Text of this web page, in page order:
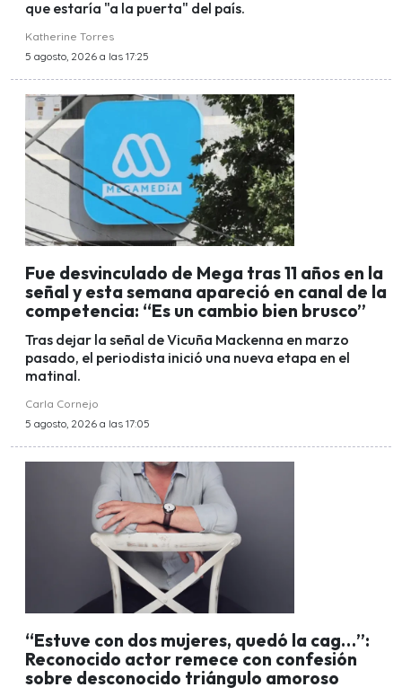
que estaría "a la puerta" del país.
Katherine Torres
5 agosto, 2026 a las 17:25
Fue desvinculado de Mega tras 11 años en la
señal y esta semana apareció en canal de la
competencia: “Es un cambio bien brusco”
Tras dejar la señal de Vicuña Mackenna en marzo
pasado, el periodista inició una nueva etapa en el
matinal.
Carla Cornejo
5 agosto, 2026 a las 17:05
“Estuve con dos mujeres, quedó la cag…”:
Reconocido actor remece con confesión
sobre desconocido triángulo amoroso